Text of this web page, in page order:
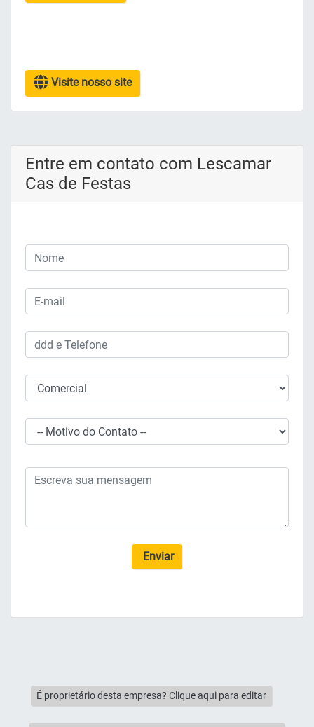
Visite nosso site
Entre em contato com Lescamar
Cas de Festas
Enviar
É proprietário desta empresa? Clique aqui para editar